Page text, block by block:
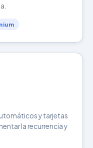
y tarjetas
la recurrencia y